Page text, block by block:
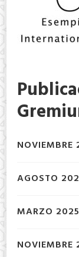
NOVIEMBRE
AGOSTO
MARZO 2025
NOVIEMBRE